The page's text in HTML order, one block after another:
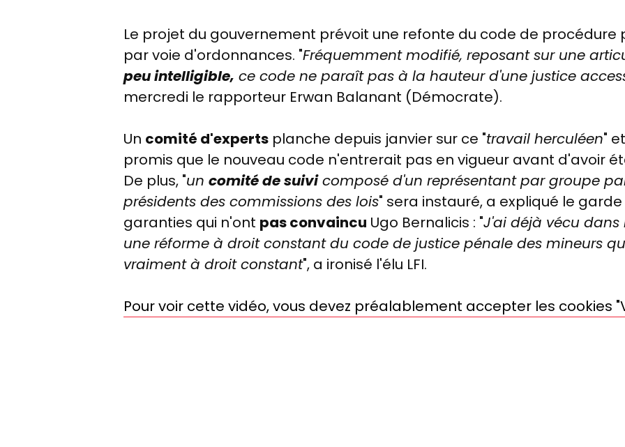
Le projet du gouvernement prévoit une refonte du code de
par voie d'ordonnances. "Fréquemment modifié, reposant sur une
peu intelligible, ce code ne paraît pas à la hauteur d'une justice
mercredi le rapporteur Erwan Balanant (Démocrate).
Un comité d'experts planche depuis janvier sur ce "travail herculéen"
promis que le nouveau code n'entrerait pas en vigueur avant d'avoir
De plus, "un comité de suivicomposé d'un représentant par groupe
présidents des commissions des lois" sera instauré, a expliqué le
garanties qui n'ont pas convaincu Ugo Bernalicis : "J'ai déjà vécu
une réforme à droit constant du code de justice pénale des mineurs
vraiment à droit constant", a ironisé l'élu LFI.
Pour voir cette vidéo, vous devez préalablement accepter les cookies